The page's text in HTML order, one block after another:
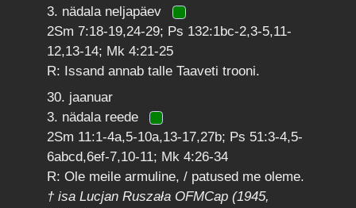
3. nädala neljapäev
2Sm 7:18-19,24-29; Ps 132:1bc-2,3-5,11-
12,13-14; Mk 4:21-25
R: Issand annab talle Taaveti trooni.
30. jaanuar
3. nädala reede
2Sm 11:1-4a,5-10a,13-17,27b; Ps 51:3-4,5-
6abcd,6ef-7,10-11; Mk 4:26-34
R: Ole meile armuline, / patused me oleme.
† isa Lucjan Ruszała OFMCap (1945,